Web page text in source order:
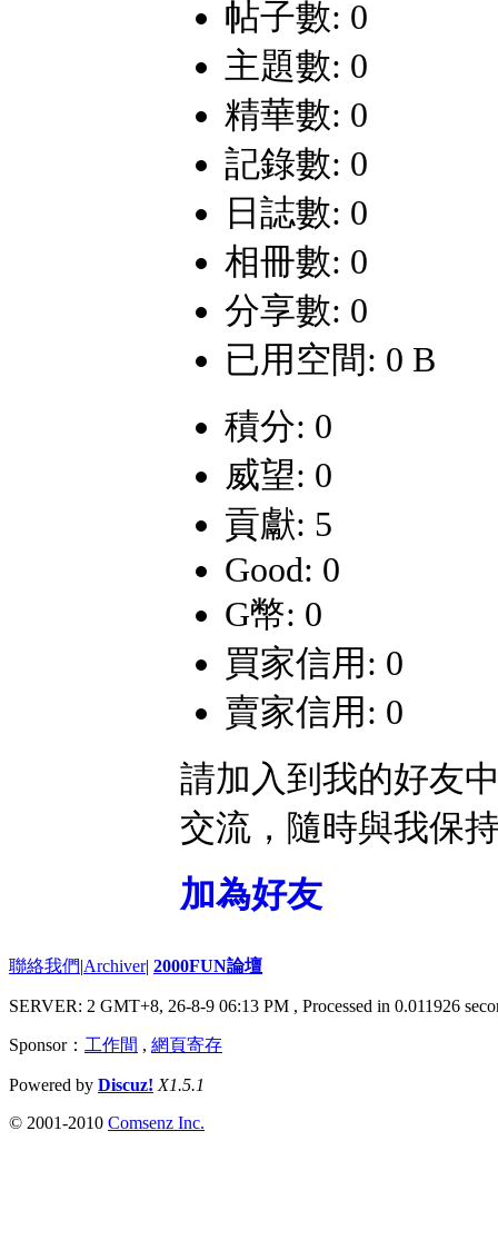
帖子數: 0
主題數: 0
精華數: 0
記錄數: 0
日誌數: 0
相冊數: 0
分享數: 0
已用空間: 0 B
積分: 0
威望: 0
貢獻: 5
Good: 0
G幣: 0
買家信用: 0
賣家信用: 0
請加入到我的好友
交流，隨時與我保
加為好友
聯絡我們|Archiver| 2000FUN論壇
SERVER: 2 GMT+8, 26-8-9 06:13 PM , Processed in 0.011926
Sponsor： 工作間 , 網頁寄存
Powered by Discuz! X1.5.1
© 2001-2010 Comsenz Inc.